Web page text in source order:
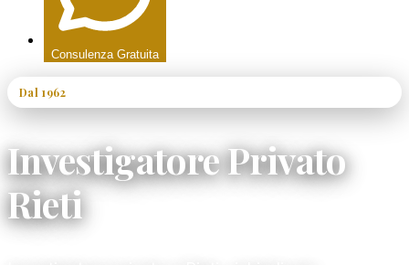
Consulenza Gratuita
Dal 1962
Investigatore Privato
Rieti